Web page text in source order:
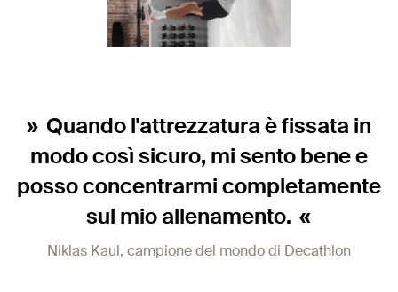
Quando l'attrezzatura è fissata in
modo così sicuro, mi sento bene e
posso concentrarmi completamente
sul mio allenamento.
Niklas Kaul, campione del mondo di Decathlon